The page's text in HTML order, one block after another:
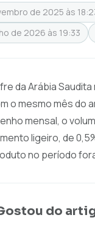
de 2025 às
de 2026 às 19:33
da Arábia
o mesmo mês do
mensal, o
ligeiro, de
no período
do